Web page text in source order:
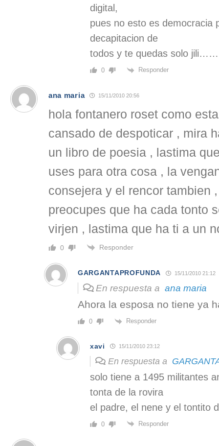
digital,
pues no esto es democracia
decapitacion de
todos y te quedas solo
0 Responder
ana maria 15/11/2010 20:56
hola fontanero roset como
cansado de despoticar , mira
un libro de poesia , lastima
uses para otra cosa , la
consejera y el rencor tambien
preocupes que ha cada tonto
virjen , lastima que ha ti a un
0 Responder
GARGANTAPROFUNDA 15/11/2010 21:12
En respuesta a ana maria
Ahora la esposa no tiene ya
0 Responder
xavi 15/11/2010 23:12
En respuesta a
solo tiene a 1495 militantes
tonta de la rovira
el padre, el nene y el tontito
0 Responder